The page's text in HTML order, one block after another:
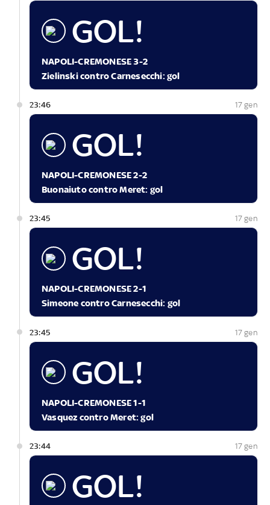
GOL!
NAPOLI-CREMONESE 3-2
Zielinski contro Carnesecchi: gol
23:46 17 gen
GOL!
NAPOLI-CREMONESE 2-2
Buonaiuto contro Meret: gol
23:45 17 gen
GOL!
NAPOLI-CREMONESE 2-1
Simeone contro Carnesecchi: gol
23:45 17 gen
GOL!
NAPOLI-CREMONESE 1-1
Vasquez contro Meret: gol
23:44 17 gen
GOL!